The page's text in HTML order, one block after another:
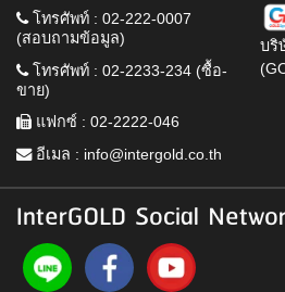
โทรศัพท์ : 02-222-0007
(สอบถามข้อมูล)
โทรศัพท์ : 02-2233-234 (ซื้อ-
ขาย)
แฟกซ์ : 02-2222-046
อีเมล : info@intergold.co.th
บริ
InterGOLD Social